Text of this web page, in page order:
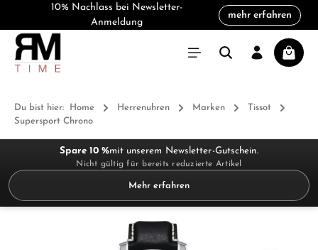
10% Nachlass bei Newsletter-
Anmeldung
mehr erfahren
Du bist hier: Home Herrenuhren Marken
Tissot
Supersport Chrono
Spare 10 %mit unserem Newsletter-Gutschein.
Nicht gültig für bereits reduzierte Artikel
Mehr erfahren
Bildergalerie überspringen